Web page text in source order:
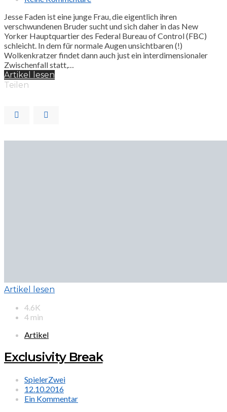
Jesse Faden ist eine junge Frau, die eigentlich ihren
verschwundenen Bruder sucht und sich daher in das New
Yorker Hauptquartier des Federal Bureau of Control (FBC)
schleicht. In dem für normale Augen unsichtbaren (!)
Wolkenkratzer findet dann auch just ein interdimensionaler
Zwischenfall statt,…
Artikel lesen
Teilen
Artikel lesen
4.6K
4 min
Artikel
Exclusivity Break
SpielerZwei
12.10.2016
Ein Kommentar